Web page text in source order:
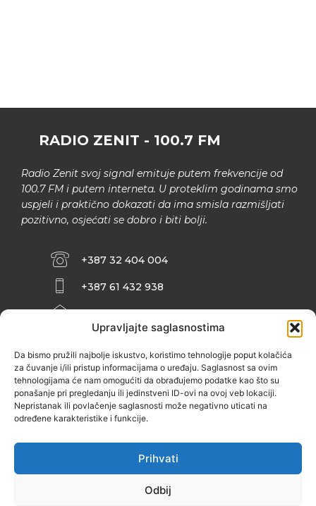
Upravljajte saglasnostima
Da bismo pružili najbolje iskustvo, koristimo tehnologije poput kolačića
za čuvanje i/ili pristup informacijama o uređaju. Saglasnost sa ovim
tehnologijama će nam omogućiti da obrađujemo podatke kao što su
ponašanje pri pregledanju ili jedinstveni ID-ovi na ovoj veb lokaciji.
Nepristanak ili povlačenje saglasnosti može negativno uticati na
određene karakteristike i funkcije.
Prihvati
Odbij
RADIO ZENIT - 100.7 FM
Radio Zenit svoj signal emituje putem frekvencije od
100.7 FM i putem interneta. U proteklim godinama smo
uspjeli i praktično dokazati da ima smisla razmišljati
pozitivno, osjećati se dobro i biti bolji.
+387 32 404 004
+387 61 432 938
INFO@ZENIT.BA
ZENIČANKA, 3. SPRAT), 72000 ZENICA